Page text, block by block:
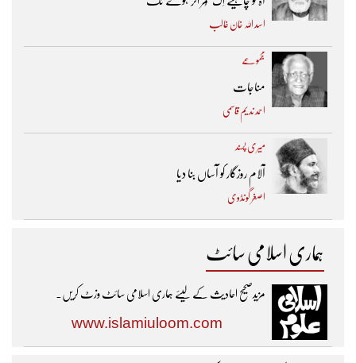
اسد اللہ خان غالب
مجموعے
مناجات
احمد ندیم قاسمی
میری پسند
آلام روزگار کو آساں بنا دیا
اصغر گونڈوی
ہماری اسلامی سائٹ
مزیدصحیح احادیث کے لیئے ہماری اسلامی سائٹ وزٹ کریں۔
www.islamiuloom.com